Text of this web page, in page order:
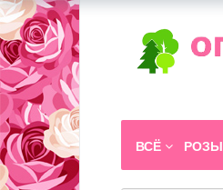
ВСЁ РОЗЫ